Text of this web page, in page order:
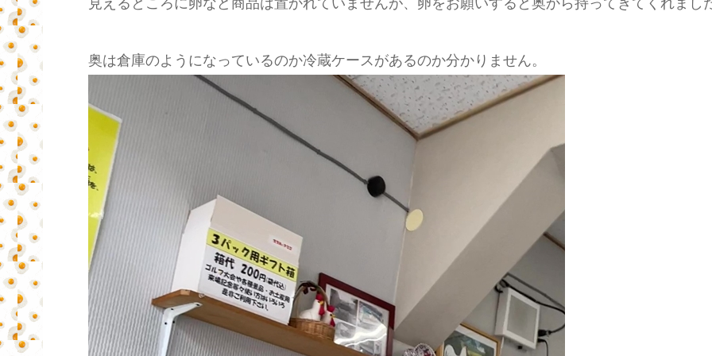
奥は倉庫のようになっているのか冷蔵ケースがあるのか分かりません。